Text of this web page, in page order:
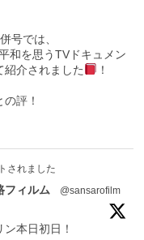
号では、
和を思うTVドキュメン
紹介されました
！
評！
されました
フィルム
@sansarofilm
本日初日！